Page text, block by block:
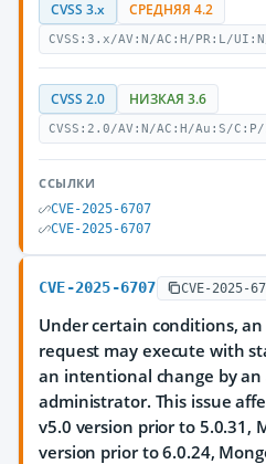
CVSS 3.x СРЕДНЯЯ 4.2
CVSS:3.x/AV:N/AC:H/PR:L/
CVSS 2.0 НИЗКАЯ 3.6
CVSS:2.0/AV:N/AC:H/Au:S/
ССЫЛКИ
CVE-2025-6707
CVE-2025-6707
CVE-2025-6707 CVE-2025-
Under certain conditions,
request may execute with
an intentional change by
administrator. This issue
v5.0 version prior to 5.0.31,
version prior to 6.0.24,